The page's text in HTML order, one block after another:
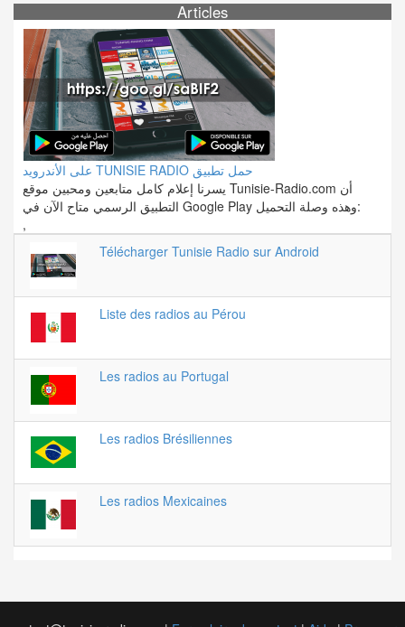
Articles
على الأندرويد TUNISIE RADIO حمل تطبيق
يسرنا إعلام كامل متابعين ومحبين موقع Tunisie-Radio.com أن
التطبيق الرسمي متاح الآن في Google Play وهذه وصلة التحميل:
,
Télécharger Tunisie Radio sur Android
Liste des radios au Pérou
Les radios au Portugal
Les radios Brésiliennes
Les radios Mexicaines